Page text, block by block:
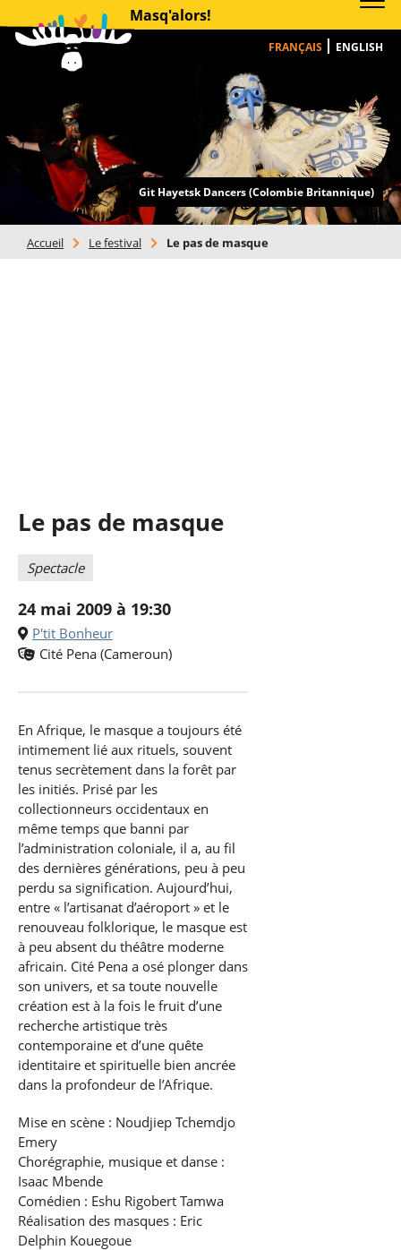
Masq'alors!
FRANÇAIS ENGLISH
Git Hayetsk Dancers (Colombie Britannique)
Accueil Le festival Le pas de masque
Le pas de masque
Spectacle
24 mai 2009 à 19:30
P'tit Bonheur
Cité Pena (Cameroun)
En Afrique, le masque a toujours été
intimement lié aux rituels, souvent
tenus secrètement dans la forêt par
les initiés. Prisé par les
collectionneurs occidentaux en
même temps que banni par
l’administration coloniale, il a, au fil
des dernières générations, peu à peu
perdu sa signification. Aujourd’hui,
entre « l’artisanat d’aéroport » et le
renouveau folklorique, le masque est
à peu absent du théâtre moderne
africain. Cité Pena a osé plonger dans
son univers, et sa toute nouvelle
création est à la fois le fruit d’une
recherche artistique très
contemporaine et d’une quête
identitaire et spirituelle bien ancrée
dans la profondeur de l’Afrique.
Mise en scène : Noudjiep Tchemdjo
Emery
Chorégraphie, musique et danse :
Isaac Mbende
Comédien : Eshu Rigobert Tamwa
Réalisation des masques : Eric
Delphin Kouegoue